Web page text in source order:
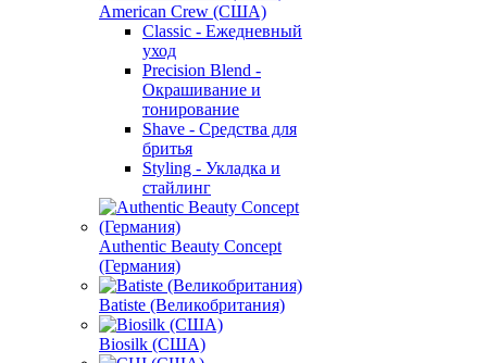
American Crew (США)
Classic - Ежедневный
уход
Precision Blend -
Окрашивание и
тонирование
Shave - Средства для
бритья
Styling - Укладка и
стайлинг
Authentic Beauty Concept
(Германия)
Batiste (Великобритания)
Biosilk (США)